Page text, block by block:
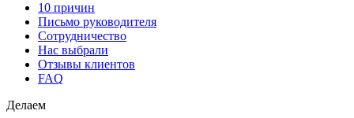
10 причин
Письмо руководителя
Сотрудничество
Нас выбрали
Отзывы клиентов
FAQ
Делаем